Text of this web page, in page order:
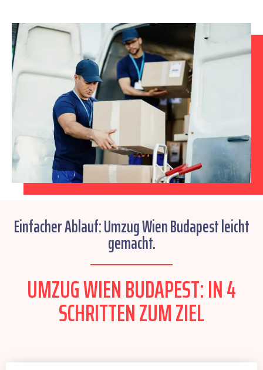
Einfacher Ablauf: Umzug Wien Budapest leicht
gemacht.
UMZUG WIEN BUDAPEST: IN 4
SCHRITTEN ZUM ZIEL